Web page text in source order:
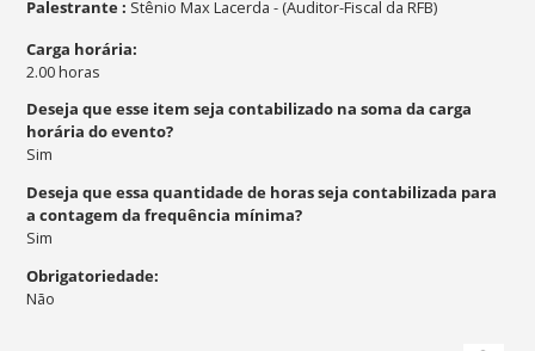
Palestrante: Stênio Max Lacerda- (Auditor-Fiscal da RFB)
Carga horária:
2.00horas
Deseja que esse item seja contabilizado na soma da carga
horária do evento?
Sim
Deseja que essa quantidade de horas seja contabilizada para
a contagem da frequência mínima?
Sim
Obrigatoriedade:
Não